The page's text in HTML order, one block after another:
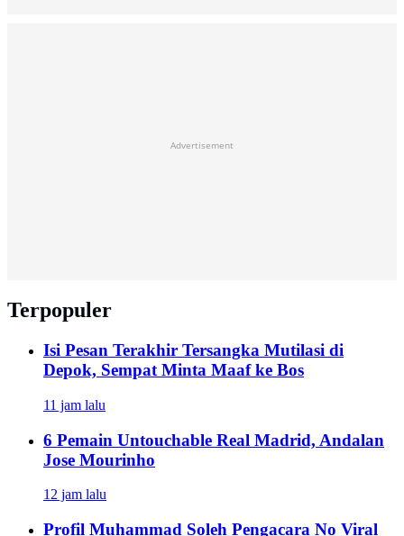
Advertisement
Terpopuler
Isi Pesan Terakhir Tersangka Mutilasi di
Depok, Sempat Minta Maaf ke Bos
11 jam lalu
6 Pemain Untouchable Real Madrid, Andalan
Jose Mourinho
12 jam lalu
Profil Muhammad Soleh Pengacara No Viral